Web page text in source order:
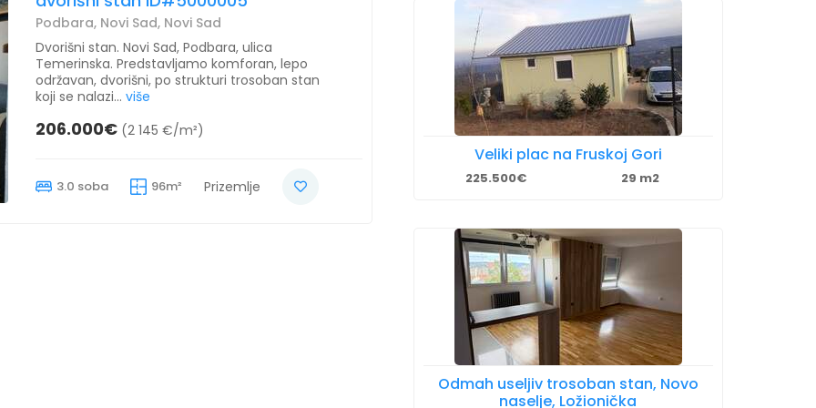
Podbara, Novi Sad, Novi Sad
Dvorišni stan. Novi Sad, Podbara, ulica
Temerinska. Predstavljamo komforan, lepo
održavan, dvorišni, po strukturi trosoban stan
koji se nalazi... više
206.000€ (2 145 €/m²)
3.0 soba 96m² Prizemlje
Veliki plac na Fruskoj Gori
225.500€ 29 m2
Odmah useljiv trosoban stan, Novo
naselje, Ložionička